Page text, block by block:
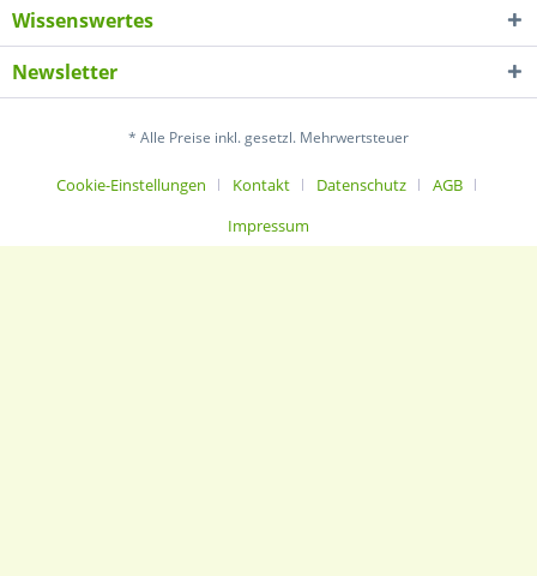
Wissenswertes
Newsletter
* Alle Preise inkl. gesetzl. Mehrwertsteuer
Cookie-Einstellungen Kontakt Datenschutz
AGB
Impressum